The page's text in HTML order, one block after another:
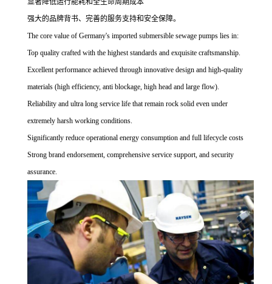
显著降低运行能耗和全生命周期成本
强大的品牌背书、完善的服务支持和安全保障。
The core value of Germany's imported submersible sewage pumps lies in:
Top quality crafted with the highest standards and exquisite craftsmanship.
Excellent performance achieved through innovative design and high-quality
materials (high efficiency, anti blockage, high head and large flow).
Reliability and ultra long service life that remain rock solid even under
extremely harsh working conditions.
Significantly reduce operational energy consumption and full lifecycle costs
Strong brand endorsement, comprehensive service support, and security
assurance.